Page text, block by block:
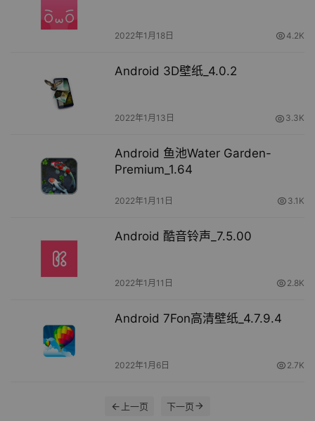
2022年1月18日 4.2K
Android 3D壁纸_4.0.2
2022年1月13日 3.3K
Android 鱼池Water Garden-
Premium_1.64
2022年1月11日 3.1K
Android 酷音铃声_7.5.00
2022年1月11日 2.8K
Android 7Fon高清壁纸_4.7.9.4
2022年1月6日 2.7K
上一页 下一页